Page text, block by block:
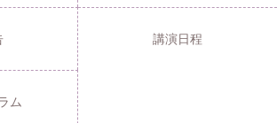
講演日程
ム